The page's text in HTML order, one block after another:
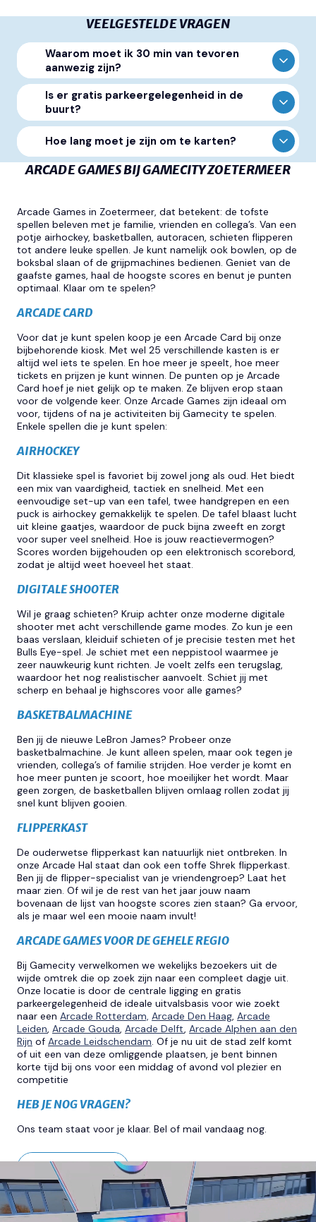
VEELGESTELDE VRAGEN
Waarom moet ik 30 min van tevoren
aanwezig zijn?
Is er gratis parkeergelegenheid in de
buurt?
Hoe lang moet je zijn om te karten?
ARCADE GAMES BIJ GAMECITY ZOETERMEER
Arcade Games in Zoetermeer, dat betekent: de tofste
spellen beleven met je familie, vrienden en collega’s. Van een
potje airhockey, basketballen, autoracen, schieten flipperen
tot andere leuke spellen. Je kunt namelijk ook bowlen, op de
boksbal slaan of de grijpmachines bedienen. Geniet van de
gaafste games, haal de hoogste scores en benut je punten
optimaal. Klaar om te spelen?
ARCADE CARD
Voor dat je kunt spelen koop je een Arcade Card bij onze
bijbehorende kiosk. Met wel 25 verschillende kasten is er
altijd wel iets te spelen. En hoe meer je speelt, hoe meer
tickets en prijzen je kunt winnen. De punten op je Arcade
Card hoef je niet gelijk op te maken. Ze blijven erop staan
voor de volgende keer. Onze Arcade Games zijn ideaal om
voor, tijdens of na je activiteiten bij Gamecity te spelen.
Enkele spellen die je kunt spelen:
AIRHOCKEY
Dit klassieke spel is favoriet bij zowel jong als oud. Het biedt
een mix van vaardigheid, tactiek en snelheid. Met een
eenvoudige set-up van een tafel, twee handgrepen en een
puck is airhockey gemakkelijk te spelen. De tafel blaast lucht
uit kleine gaatjes, waardoor de puck bijna zweeft en zorgt
voor super veel snelheid. Hoe is jouw reactievermogen?
Scores worden bijgehouden op een elektronisch scorebord,
zodat je altijd weet hoeveel het staat.
DIGITALE SHOOTER
Wil je graag schieten? Kruip achter onze moderne digitale
shooter met acht verschillende game modes. Zo kun je een
baas verslaan, kleiduif schieten of je precisie testen met het
Bulls Eye-spel. Je schiet met een neppistool waarmee je
zeer nauwkeurig kunt richten. Je voelt zelfs een terugslag,
waardoor het nog realistischer aanvoelt. Schiet jij met
scherp en behaal je highscores voor alle games?
BASKETBALMACHINE
Ben jij de nieuwe LeBron James? Probeer onze
basketbalmachine. Je kunt alleen spelen, maar ook tegen je
vrienden, collega’s of familie strijden. Hoe verder je komt en
hoe meer punten je scoort, hoe moeilijker het wordt. Maar
geen zorgen, de basketballen blijven omlaag rollen zodat jij
snel kunt blijven gooien.
FLIPPERKAST
De ouderwetse flipperkast kan natuurlijk niet ontbreken. In
onze Arcade Hal staat dan ook een toffe Shrek flipperkast.
Ben jij de flipper-specialist van je vriendengroep? Laat het
maar zien. Of wil je de rest van het jaar jouw naam
bovenaan de lijst van hoogste scores zien staan? Ga ervoor,
als je maar wel een mooie naam invult!
ARCADE GAMES VOOR DE GEHELE REGIO
Bij Gamecity verwelkomen we wekelijks bezoekers uit de
wijde omtrek die op zoek zijn naar een compleet dagje uit.
Onze locatie is door de centrale ligging en gratis
parkeergelegenheid de ideale uitvalsbasis voor wie zoekt
naar een Arcade Rotterdam, Arcade Den Haag, Arcade
Leiden, Arcade Gouda, Arcade Delft, Arcade Alphen aan den
Rijn of Arcade Leidschendam. Of je nu uit de stad zelf komt
of uit een van deze omliggende plaatsen, je bent binnen
korte tijd bij ons voor een middag of avond vol plezier en
competitie
HEB JE NOG VRAGEN?
Ons team staat voor je klaar. Bel of mail vandaag nog.
Meer activiteiten Contact